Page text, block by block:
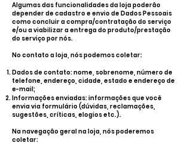
Algumas das funcionalidades da loja poderão
depender de cadastro e envio de Dados Pessoais
como concluir a compra/contratação do serviço
e/ou a viabilizar a entrega do produto/prestação
do serviço por nós.
No contato a loja, nós podemos coletar:
Dados de contato: nome, sobrenome, número de
telefone, endereço, cidade, estado e endereço de
e-mail;
Informações enviadas: informações que você
envia via formulário (dúvidas, reclamações,
sugestões, críticas, elogios etc.).
Na navegação geral na loja, nós poderemos
coletar: